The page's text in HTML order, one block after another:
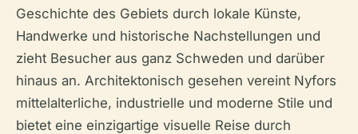
Geschichte des Gebiets durch lokale Künste,
Handwerke und historische Nachstellungen und
zieht Besucher aus ganz Schweden und darüber
hinaus an. Architektonisch gesehen vereint Nyfors
mittelalterliche, industrielle und moderne Stile und
bietet eine einzigartige visuelle Reise durch